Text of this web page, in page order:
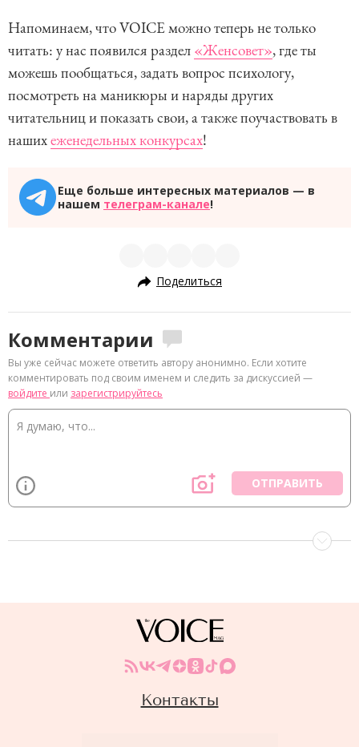
Напоминаем, что VOICE можно теперь не только
читать: у нас появился раздел «Женсовет», где ты
можешь пообщаться, задать вопрос психологу,
посмотреть на маникюры и наряды других
читательниц и показать свои, а также поучаствовать в
нашихеженедельных конкурсах!
Еще больше интересных материалов — в
нашем телеграм-канале!
Поделиться
Комментарии
Вы уже сейчас можете ответить автору анонимно. Если хотите
комментировать под своим именем и следить за дискуссией —
войдите или зарегистрируйтесь
ОТПРАВИТЬ
Контакты